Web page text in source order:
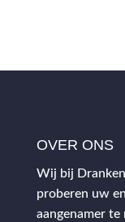
OVER ONS
Wij bij
proberen uw
aangenamer te